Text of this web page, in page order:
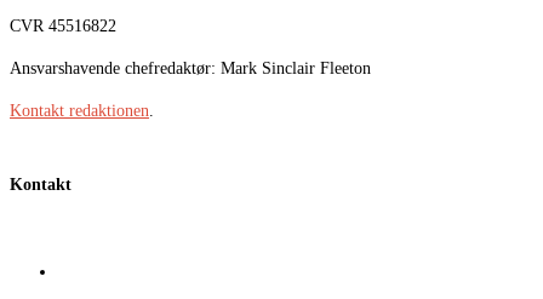
CVR 45516822
Ansvarshavende chefredaktør: Mark Sinclair Fleeton
Kontakt redaktionen.
Kontakt